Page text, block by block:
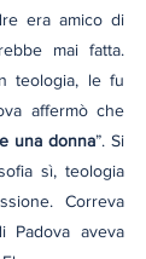
era amico di
mai fatta.
teologia, le fu
affermò che
una donna”. Si
sì, teologia
Correva
Padova aveva